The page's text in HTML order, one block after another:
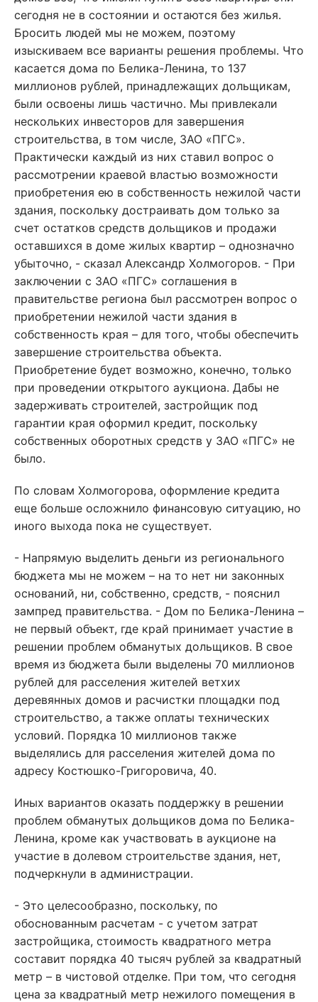
сегодня не в состоянии и остаются без жилья.
Бросить людей мы не можем, поэтому
изыскиваем все варианты решения проблемы. Что
касается дома по Белика-Ленина, то 137
миллионов рублей, принадлежащих дольщикам,
были освоены лишь частично. Мы привлекали
нескольких инвесторов для завершения
строительства, в том числе, ЗАО «ПГС».
Практически каждый из них ставил вопрос о
рассмотрении краевой властью возможности
приобретения ею в собственность нежилой части
здания, поскольку достраивать дом только за
счет остатков средств дольщиков и продажи
оставшихся в доме жилых квартир – однозначно
убыточно, - сказал Александр Холмогоров. - При
заключении с ЗАО «ПГС» соглашения в
правительстве региона был рассмотрен вопрос о
приобретении нежилой части здания в
собственность края – для того, чтобы обеспечить
завершение строительства объекта.
Приобретение будет возможно, конечно, только
при проведении открытого аукциона. Дабы не
задерживать строителей, застройщик под
гарантии края оформил кредит, поскольку
собственных оборотных средств у ЗАО «ПГС» не
было.
По словам Холмогорова, оформление кредита
еще больше осложнило финансовую ситуацию, но
иного выхода пока не существует.
- Напрямую выделить деньги из регионального
бюджета мы не можем – на то нет ни законных
оснований, ни, собственно, средств, - пояснил
зампред правительства. - Дом по Белика-Ленина –
не первый объект, где край принимает участие в
решении проблем обманутых дольщиков. В свое
время из бюджета были выделены 70 миллионов
рублей для расселения жителей ветхих
деревянных домов и расчистки площадки под
строительство, а также оплаты технических
условий. Порядка 10 миллионов также
выделялись для расселения жителей дома по
адресу Костюшко-Григоровича, 40.
Иных вариантов оказать поддержку в решении
проблем обманутых дольщиков дома по Белика-
Ленина, кроме как участвовать в аукционе на
участие в долевом строительстве здания, нет,
подчеркнули в администрации.
- Это целесообразно, поскольку, по
обоснованным расчетам - с учетом затрат
застройщика, стоимость квадратного метра
составит порядка 40 тысяч рублей за квадратный
метр – в чистовой отделке. При том, что сегодня
цена за квадратный метр нежилого помещения в